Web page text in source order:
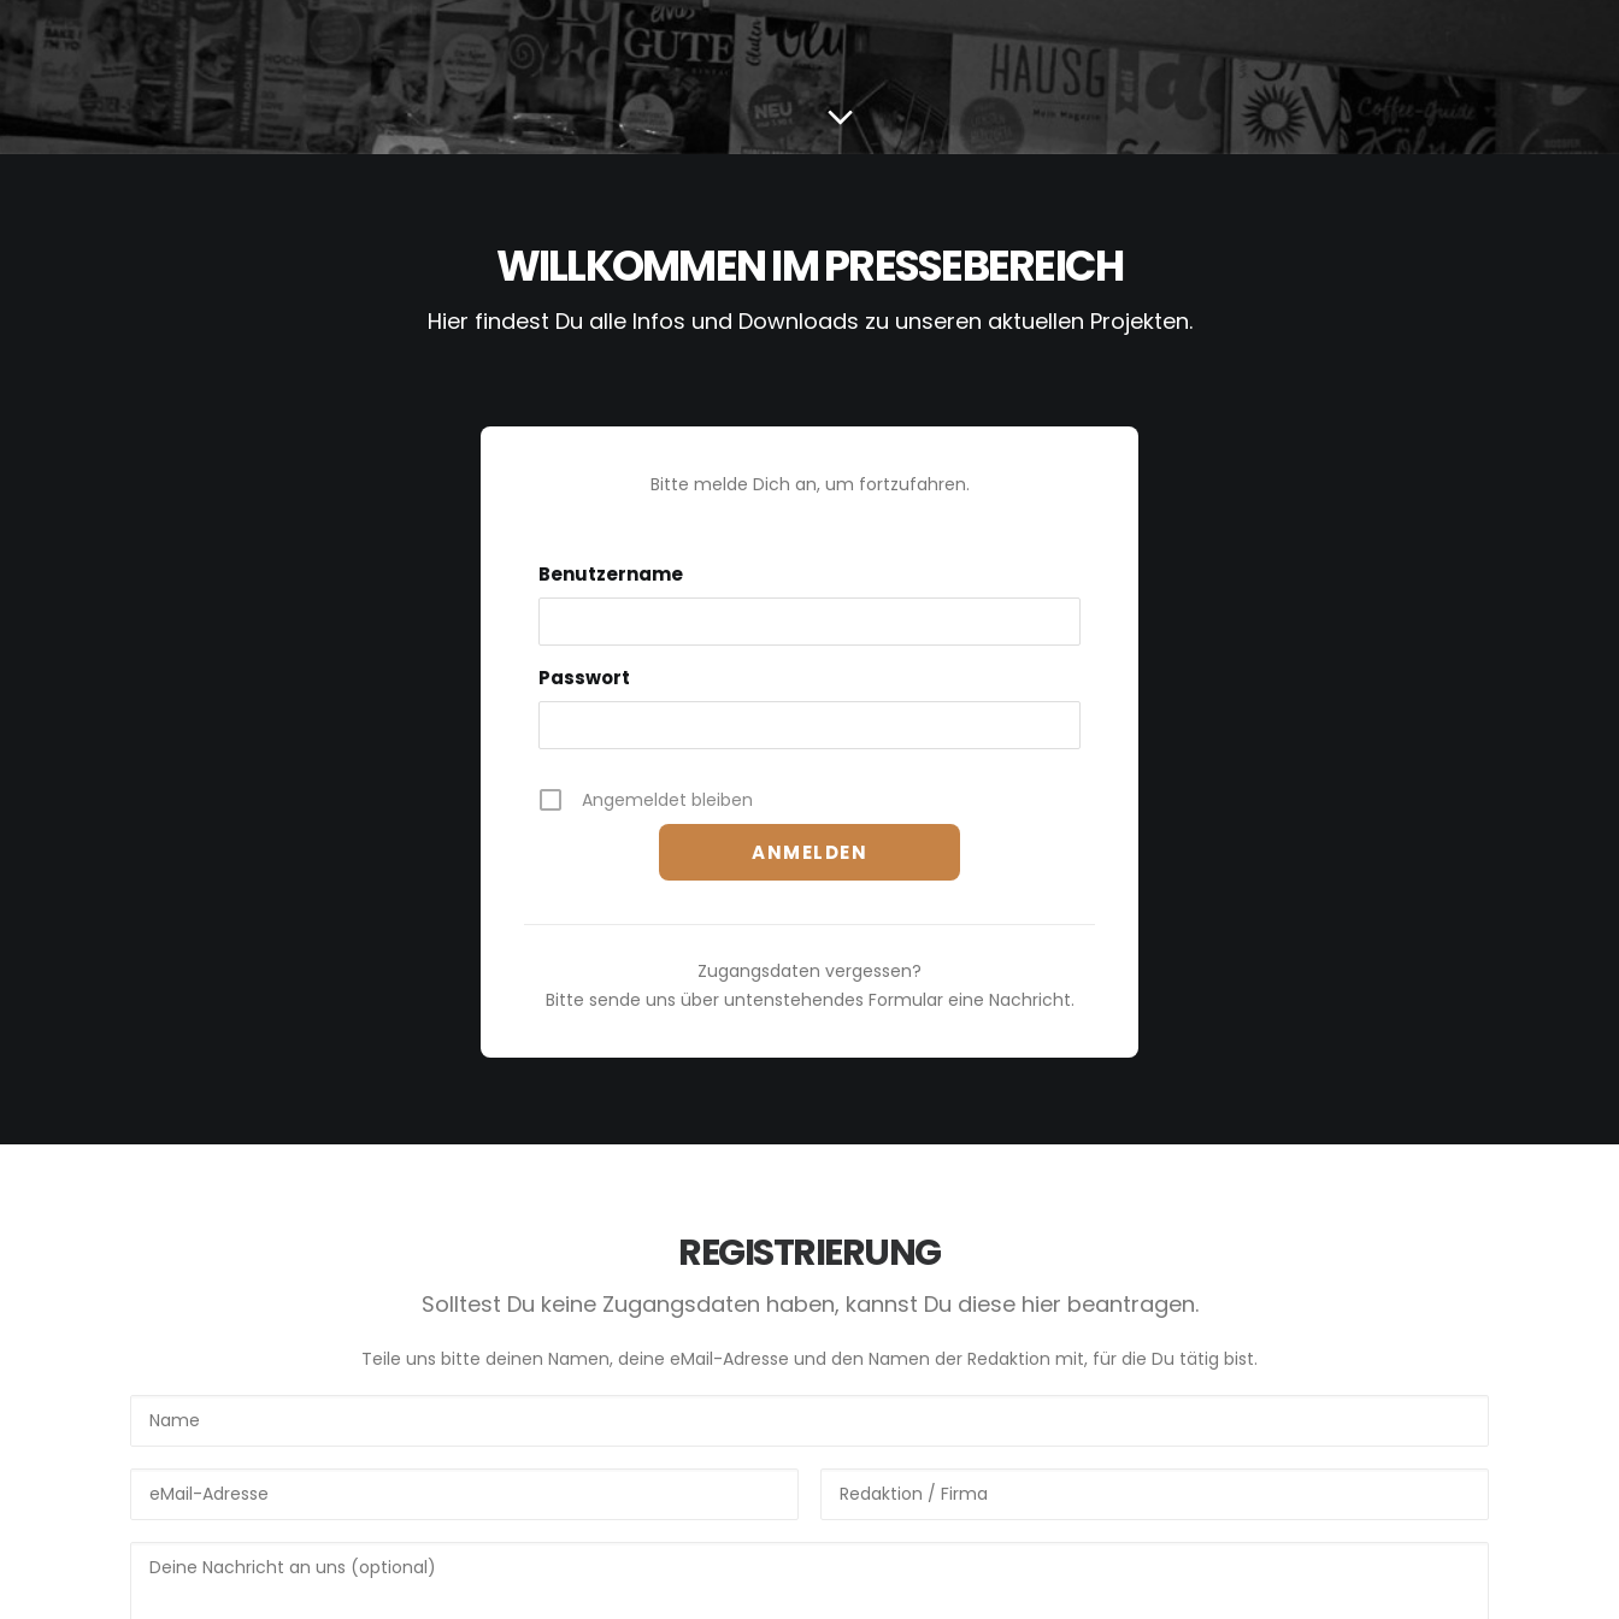
WILLKOMMEN IM PRESSEBEREICH
Hier findest Du alle Infos und Downloads zu unseren aktuellen Projekten.
Bitte melde Dich an, um fortzufahren.
Benutzername
Passwort
Angemeldet bleiben
Zugangsdaten vergessen?
Bitte sende uns über untenstehendes Formular eine Nachricht.
REGISTRIERUNG
Solltest Du keine Zugangsdaten haben, kannst Du diese hier beantragen.
Teile uns bitte deinen Namen, deine eMail-Adresse und den Namen der Redaktion mit, für die Du tätig bist.